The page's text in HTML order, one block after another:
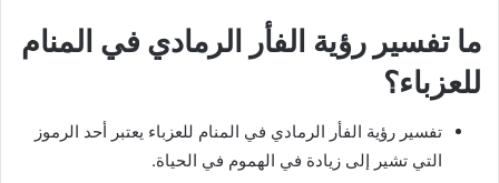
ما تفسير رؤية الفأر الرمادي في المنام
للعزباء؟
تفسير رؤية الفأر الرمادي في المنام للعزباء يعتبر أحد الرموز
التي تشير إلى زيادة في الهموم في الحياة.